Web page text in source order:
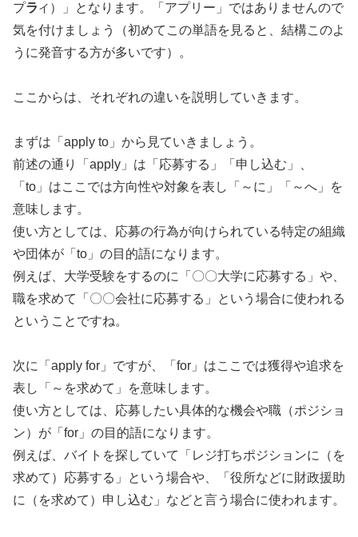
プライ ）」となります。「アプリー」ではありませんので
気を付けましょう（初めてこの単語を見ると、結構このよ
うに発音する方が多いです）。
ここからは、それぞれの違いを説明していきます。
まずは「apply to」から見ていきましょう。
前述の通り「apply」は「応募する」「申し込む」、
「to」はここでは方向性や対象を表し「～に」「～へ」を
意味します。
使い方としては、応募の行為が向けられている特定の組織
や団体が「to」の目的語になります。
例えば、大学受験をするのに「〇〇大学に応募する」や、
職を求めて「〇〇会社に応募する」という場合に使われる
ということですね。
次に「apply for」ですが、「for」はここでは獲得や追求を
表し「～を求めて」を意味します。
使い方としては、応募したい具体的な機会や職（ポジショ
ン）が「for」の目的語になります。
例えば、バイトを探していて「レジ打ちポジションに（を
求めて）応募する」という場合や、「役所などに財政援助
に（を求めて）申し込む」などと言う場合に使われます。